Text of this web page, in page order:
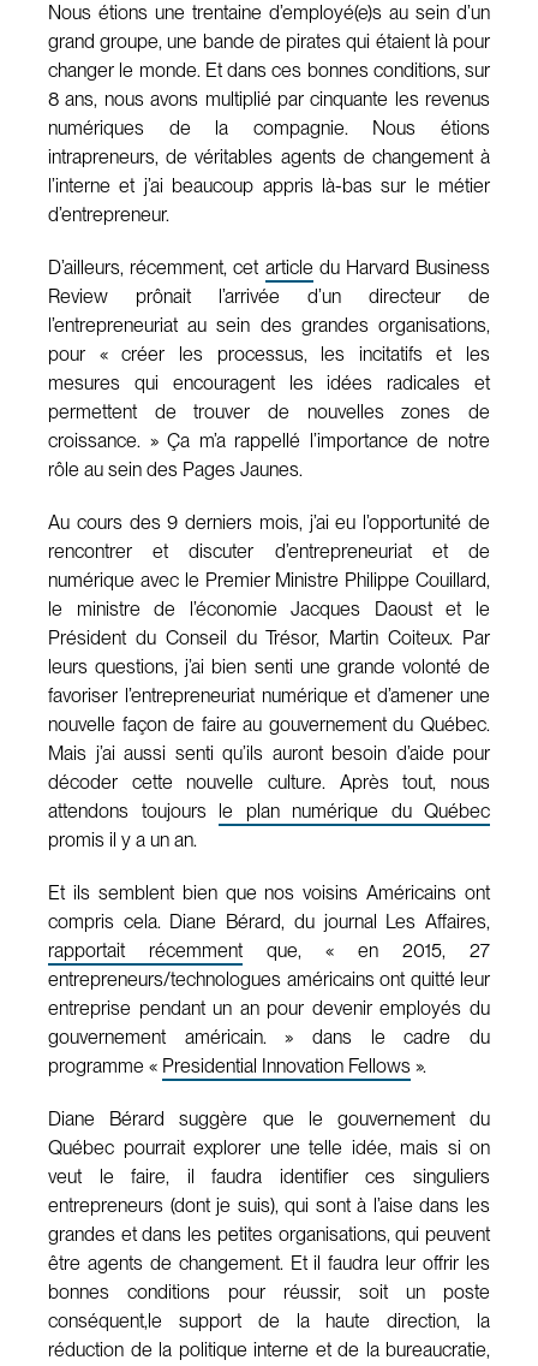
Nous étions une trentaine d’employé(e)s au sein d’un
grand groupe, une bande de pirates qui étaient là pour
changer le monde. Et dans ces bonnes conditions, sur
8 ans, nous avons multiplié par cinquante les revenus
numériques de la compagnie. Nous étions
intrapreneurs, de véritables agents de changement à
l’interne et j’ai beaucoup appris là-bas sur le métier
d’entrepreneur.
D’ailleurs, récemment, cet article du Harvard Business
Review prônait l’arrivée d’un directeur de
l’entrepreneuriat au sein des grandes organisations,
pour « créer les processus, les incitatifs et les
mesures qui encouragent les idées radicales et
permettent de trouver de nouvelles zones de
croissance. » Ça m’a rappellé l’importance de notre
rôle au sein des Pages Jaunes.
Au cours des 9 derniers mois, j’ai eu l’opportunité de
rencontrer et discuter d’entrepreneuriat et de
numérique avec le Premier Ministre Philippe Couillard,
le ministre de l’économie Jacques Daoust et le
Président du Conseil du Trésor, Martin Coiteux. Par
leurs questions, j’ai bien senti une grande volonté de
favoriser l’entrepreneuriat numérique et d’amener une
nouvelle façon de faire au gouvernement du Québec.
Mais j’ai aussi senti qu’ils auront besoin d’aide pour
décoder cette nouvelle culture. Après tout, nous
attendons toujours
le plan numérique du Québec
promis il y a un an.
Et ils semblent bien que nos voisins Américains ont
compris cela. Diane Bérard, du journal Les Affaires,
rapportait récemment que, « en 2015, 27
entrepreneurs/technologues américains ont quitté leur
entreprise pendant un an pour devenir employés du
gouvernement américain. » dans le cadre du
programme « Presidential Innovation Fellows ».
Diane Bérard suggère que le gouvernement du
Québec pourrait explorer une telle idée, mais si on
veut le faire, il faudra identifier ces singuliers
entrepreneurs (dont je suis), qui sont à l’aise dans les
grandes et dans les petites organisations, qui peuvent
être agents de changement. Et il faudra leur offrir les
bonnes conditions pour réussir, soit un poste
conséquent,le support de la haute direction, la
réduction de la politique interne et de la bureaucratie,